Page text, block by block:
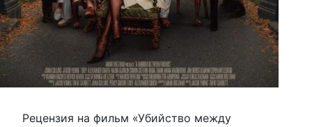
Рецензия на фильм «Убийство между